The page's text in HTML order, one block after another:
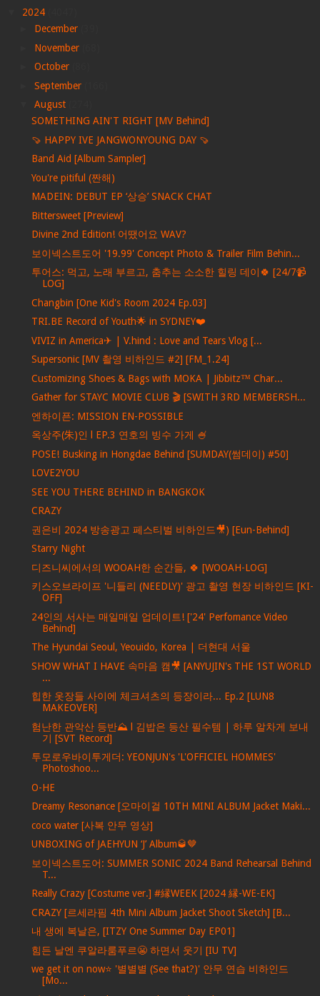
2024
December
November
October
September
August
SOMETHING AIN'T RIGHT [MV Behind]
🍠 HAPPY IVE JANGWONYOUNG DAY 🍠
Band Aid [Album Sampler]
You're pitiful (짠해)
MADEIN: DEBUT EP ‘상승’ SNACK CHAT
Bittersweet [Preview]
Divine 2nd Edition! 어땠어요 WAV?
보이넥스트도어 '19.99' Concept Photo & Trailer Film Behin...
투어스: 먹고, 노래 부르고, 춤추는 소소한 힐링 데이🍀 [24/7📹
LOG]
Changbin [One Kid's Room 2024 Ep.03]
TRI.BE Record of Youth🌟 in SYDNEY❤️
VIVIZ in America✈ | V.hind : Love and Tears Vlog [...
Supersonic [MV 촬영 비하인드 #2] [FM_1.24]
Customizing Shoes & Bags with MOKA | Jibbitz™ Char...
Gather for STAYC MOVIE CLUB 🎬 [SWITH 3RD MEMBERSH...
엔하이픈: MISSION EN-POSSIBLE
옥상주(朱)인 l EP.3 연호의 빙수 가게 🍧
POSE! Busking in Hongdae Behind [SUMDAY(썸데이) #50]
LOVE2YOU
SEE YOU THERE BEHIND in BANGKOK
CRAZY
권은비 2024 방송광고 페스티벌 비하인드🎥) [Eun-Behind]
Starry Night
디즈니씨에서의 WOOAH한 순간들, 🍀 [WOOAH-LOG]
키스오브라이프 '니들리 (NEEDLY)' 광고 촬영 현장 비하인드 [KI-
OFF]
24인의 서사는 매일매일 업데이트! ['24' Perfomance Video
Behind]
The Hyundai Seoul, Yeouido, Korea | 더현대 서울
SHOW WHAT I HAVE 속마음 캠🎥 [ANYUJIN's THE 1ST WORLD
...
힙한 옷장들 사이에 체크셔츠의 등장이라... Ep.2 [LUN8
MAKEOVER]
험난한 관악산 등반⛰ l 김밥은 등산 필수템 | 하루 알차게 보내
기 [SVT Record]
투모로우바이투게더: YEONJUN's 'L'OFFICIEL HOMMES'
Photoshoo...
O-HE
Dreamy Resonance [오마이걸 10TH MINI ALBUM Jacket Maki...
coco water [사복 안무 영상]
UNBOXING of JAEHYUN ‘J’ Album🥃🤎
보이넥스트도어: SUMMER SONIC 2024 Band Rehearsal Behind
T...
Really Crazy [Costume ver.] #縁WEEK [2024 縁-WE-EK]
CRAZY [르세라핌 4th Mini Album Jacket Shoot Sketch] [B...
내 생에 복날은, [ITZY One Summer Day EP01]
힘든 날엔 쿠알라룸푸르😬 하면서 웃기 [IU TV]
we get it on now⭐ '별별별 (See that?)' 안무 연습 비하인드
[Mo...